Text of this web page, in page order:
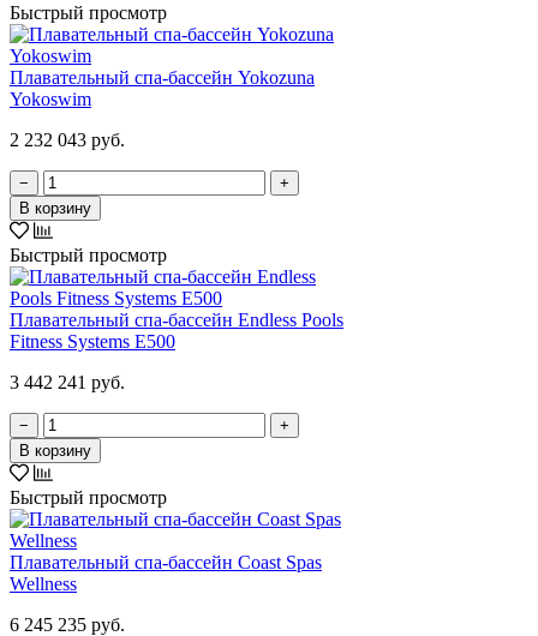
Быстрый просмотр
Плавательный спа-бассейн Yokozuna
Yokoswim
2 232 043 руб.
−
+
В корзину
Быстрый просмотр
Плавательный спа-бассейн Endless Pools
Fitness Systems E500
3 442 241 руб.
−
+
В корзину
Быстрый просмотр
Плавательный спа-бассейн Coast Spas
Wellness
6 245 235 руб.